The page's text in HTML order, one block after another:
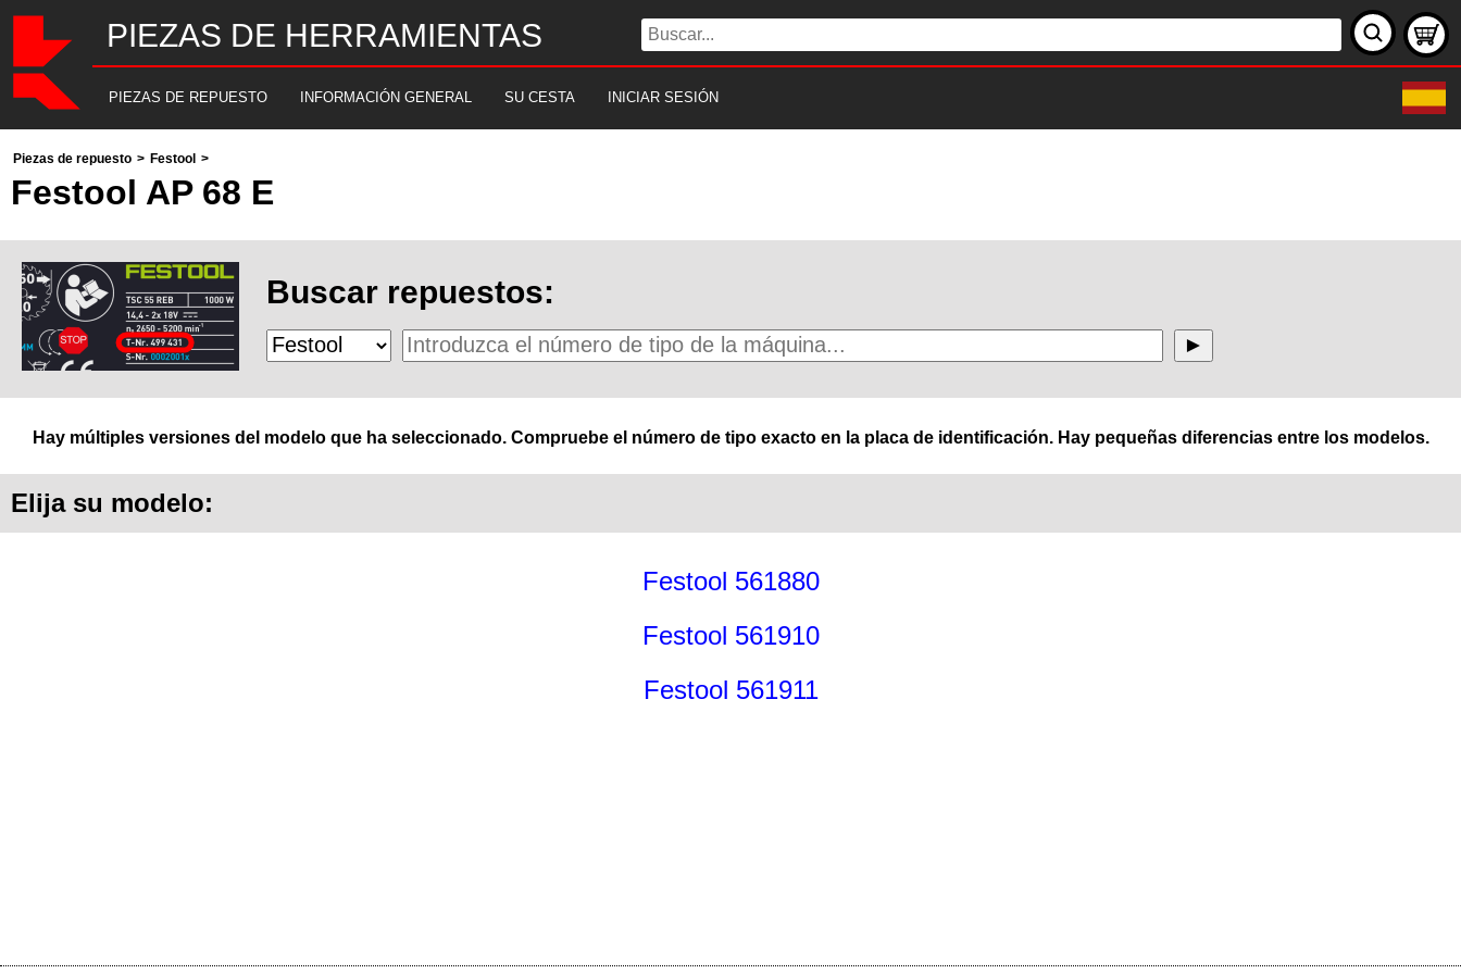
PIEZAS DE HERRAMIENTAS
PIEZAS DE REPUESTO INFORMACIÓN GENERAL SU CESTA INICIAR SESIÓN
Piezas de repuesto > Festool >
Festool AP 68 E
Buscar repuestos:
Hay múltiples versiones del modelo que ha seleccionado. Compruebe el número de tipo exacto en la placa de identificación. Hay pequeñas diferencias entre los modelos.
Elija su modelo:
Festool 561880
Festool 561910
Festool 561911